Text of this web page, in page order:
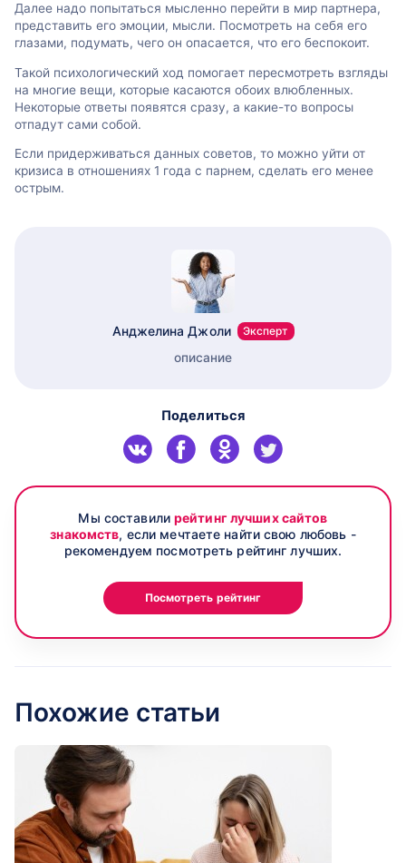
Далее надо попытаться мысленно перейти в мир партнера,
представить его эмоции, мысли. Посмотреть на себя его
глазами, подумать, чего он опасается, что его беспокоит.
Такой психологический ход помогает пересмотреть взгляды
на многие вещи, которые касаются обоих влюбленных.
Некоторые ответы появятся сразу, а какие-то вопросы
отпадут сами собой.
Если придерживаться данных советов, то можно уйти от
кризиса в отношениях 1 года с парнем, сделать его менее
острым.
Анджелина Джоли Эксперт
описание
Поделиться
Мы составилирейтинг лучших сайтов
знакомств, если мечтаете найти свою любовь -
рекомендуем посмотреть рейтинг лучших.
Посмотреть рейтинг
Похожие статьи